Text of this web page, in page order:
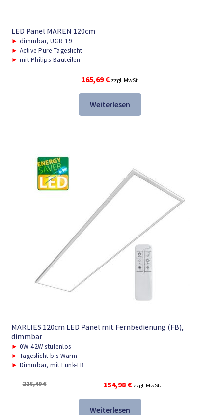
LED Panel MAREN 120cm
► dimmbar, UGR 19
► Active Pure Tageslicht
► mit Philips-Bauteilen
165,69€ zzgl. MwSt.
Weiterlesen
MARLIES 120cm LED Panel mit Fernbedienung (FB),
dimmbar
► 0W-42W stufenlos
► Tageslicht bis Warm
► Dimmbar, mit Funk-FB
226,49€
Ursprünglicher
war:
154,98 €Aktueller
zzgl. MwSt.
Weiterlesen